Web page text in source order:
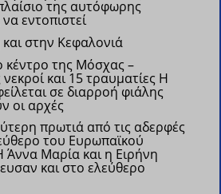
της αυτόφωρης
εντοπιστεί
στην Κεφαλονιά
κέντρο της Μόσχας –
και 15 τραυματίες Η
σε διαρροή φιάλης
οι αρχές
πρωτιά από τις αδερφές
του Ευρωπαϊκού
Άννα Μαρία και η Ειρήνη
και στο ελεύθερο